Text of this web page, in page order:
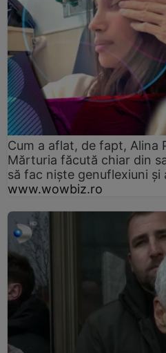
Cum a aflat, de fapt, Alina
Mărturia făcută chiar din
să fac niște genuflexiuni și
www.wowbiz.ro